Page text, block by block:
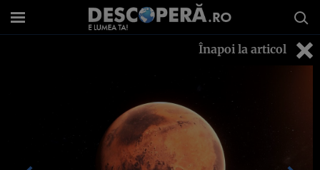
Înapoi la articol